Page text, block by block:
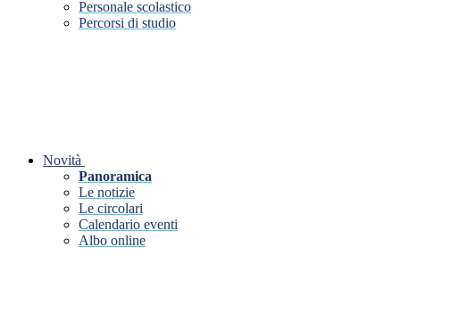
Personale scolastico
Percorsi di studio
Novità
Panoramica
Le notizie
Le circolari
Calendario eventi
Albo online